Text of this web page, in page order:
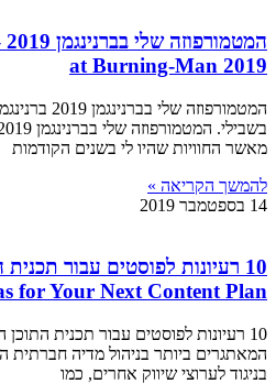
at Burning-Man 2019
המטמורפוזה
מאשר החוויות שהיו לי בשנים הקודמות
להמשך הקריאה »
14 בספטמבר 2019
for Your Next Content Plan
10 רעיונות לפוסטים עבור תכנית
המאתגרים ביותר בניהול מדיה חברתית
בניגוד לערוצי שיווק אחרים, כמו